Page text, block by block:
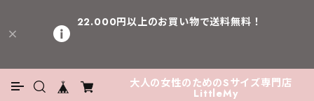
22.000円以上のお買い物で送料無料！
大人の女性のためのSサイズ専門店
LittleMy